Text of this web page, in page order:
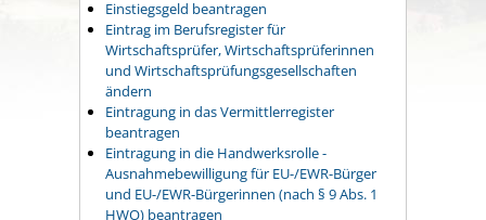
Einstiegsgeld beantragen
Eintrag im Berufsregister für
Wirtschaftsprüfer, Wirtschaftsprüferinnen
und Wirtschaftsprüfungsgesellschaften
ändern
Eintragung in das Vermittlerregister
beantragen
Eintragung in die Handwerksrolle -
Ausnahmebewilligung für EU-/EWR-Bürger
und EU-/EWR-Bürgerinnen (nach § 9 Abs. 1
HWO) beantragen